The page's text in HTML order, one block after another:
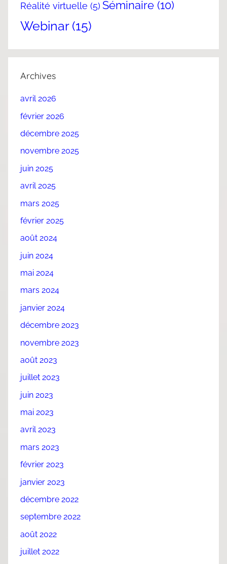
Réalité virtuelle (5) Séminaire (10)
Webinar(15)
Archives
avril 2026
février 2026
décembre 2025
novembre 2025
juin 2025
avril 2025
mars 2025
février 2025
août 2024
juin 2024
mai 2024
mars 2024
janvier 2024
décembre 2023
novembre 2023
août 2023
juillet 2023
juin 2023
mai 2023
avril 2023
mars 2023
février 2023
janvier 2023
décembre 2022
septembre 2022
août 2022
juillet 2022